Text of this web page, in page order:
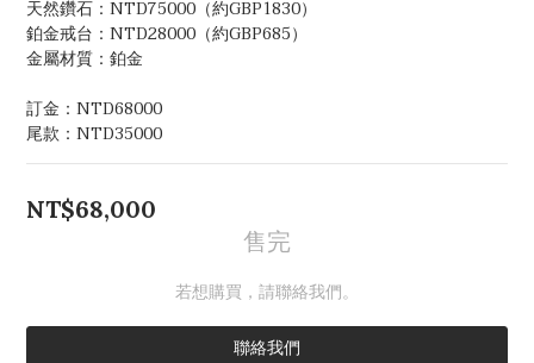
天然鑽石：NTD75000（約GBP1830）
鉑金戒台：NTD28000（約GBP685）
金屬材質：鉑金
訂金：NTD68000
尾款：NTD35000
NT$68,000
售完
若想購買，請聯絡我們。
聯絡我們